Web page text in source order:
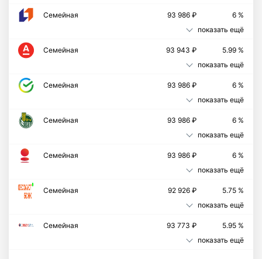
Семейная 93 986 ₽
6 %
показать ещё
Семейная 93 943 ₽
5.99 %
показать ещё
Семейная 93 986 ₽
6 %
показать ещё
Семейная 93 986 ₽
6 %
показать ещё
Семейная 93 986 ₽
6 %
показать ещё
Cемейная 92 926 ₽
5.75 %
показать ещё
Семейная 93 773 ₽
5.95 %
показать ещё